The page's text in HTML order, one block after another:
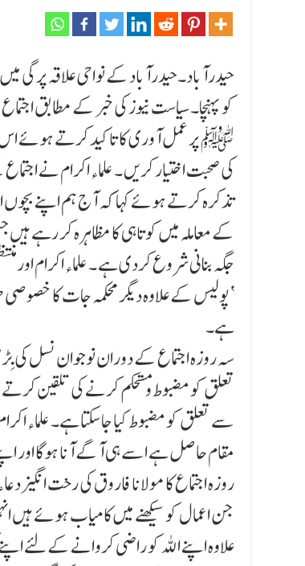
حیدرآباد۔حیدرآباد کے نواحی علاقہ پرگی
کو پہنچا۔ سیاست نیوز کی خبر کے مطابق
ﷺ پر عمل آوری کا تاکید کرتے ہوئے اس
کی صحبت اختیار کریں ۔ علماء اکرام نے
تذکرہ کرتے ہوئے کہا کہ آج ہم اپنے بچوں
کے معاملہ میں کوتاہی کا مظاہرہ کر رہے
جگہ بنانی شروع کردی ہے ۔ علماء اکرام
‘ پولیس کے علاوہ دیگر محکمہ جات کا خصوصی
ہے۔
سہ روزہ اجتماع کے دوران نوجوان نسل کی
تعلق کو مضبوط و مستحکم کرنے کی تلقین
سے تعلق کو مضبوط کیا جاسکتا ہے۔ علماء
مقام حاصل ہے اسے ہی آگے آنا ہوگا اور
روزہ اجتماع کا مولانا فاروق کی رخت انگیز
جن اعمال کو سیکھنے میں کامیاب ہوئے
علاوہ اپنے اللہ کو راضی کروانے کے لئے